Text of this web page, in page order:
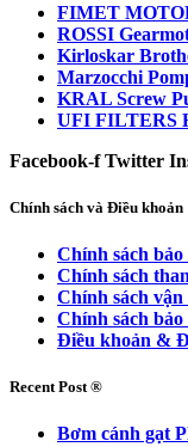
FIMET
ROSSI
Kirloskar
Marzocchi
KRAL Screw
UFI FILTERS
Facebook-f Twitter
Chính sách và Điều khoản
Chính sách bảo
Chính sách
Chính sách
Chính sách
Điều khoản &
Recent Post ®
Bơm cánh gạt